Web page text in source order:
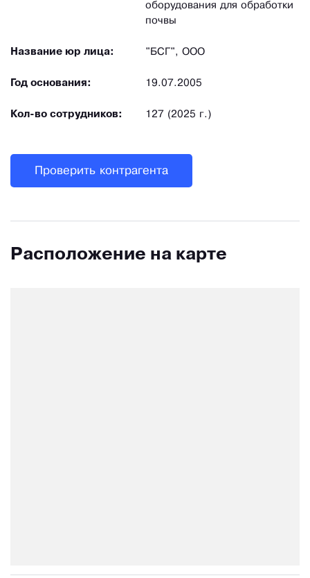
оборудования для обработки
почвы
Название юр лица: "БСГ", ООО
Год основания: 19.07.2005
Кол-во сотрудников: 127 (2025 г.)
Проверить контрагента
Расположение на карте